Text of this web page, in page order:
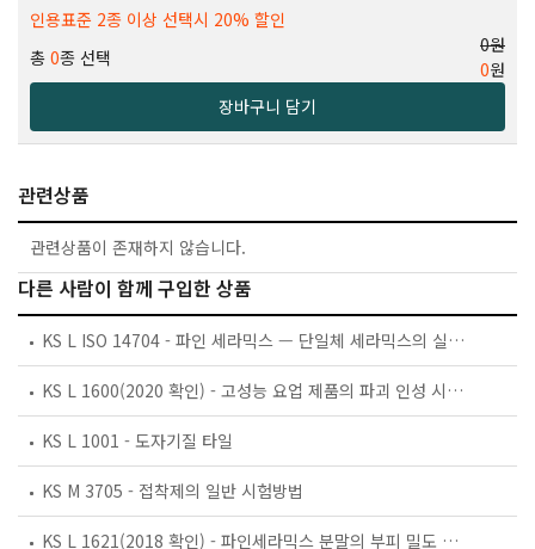
인용표준 2종 이상 선택시 20% 할인
총 0종 선택
0원
0원
장바구니 담기
관련상품
관련상품이 존재하지 않습니다.
다른 사람이 함께 구입한 상품
KS L ISO 14704 - 파인 세라믹스 — 단일체 세라믹스의 실온 꺾임 강도 시험방법
KS L 1600(2020 확인) - 고성능 요업 제품의 파괴 인성 시험방법
KS L 1001 - 도자기질 타일
KS M 3705 - 접착제의 일반 시험방법
KS L 1621(2018 확인) - 파인세라믹스 분말의 부피 밀도 측정 방법